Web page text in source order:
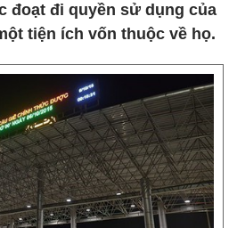
đoạt đi quyền sử dụng của
tiện ích vốn thuộc về họ.